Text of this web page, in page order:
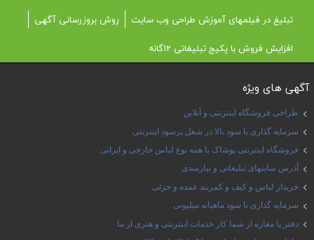
تبلیغ در فیلمهای آموزش طراحی وب سایت
روش بروزرسانی آگهی
افزایش فروش با پکیج تبلیغاتی 12گانه
آگهی های ویژه
طراحی فروشگاه اینترنتی و آنلاین
سرمایه گذاری با سود بالا در شغل پرسود اینترنتی
فروشگاه اینترنتی پوشاک با همه نوع لباس خارجی و ایرانی
آدرس سایتهای تبلیغاتی و نیازمندی
خریدار لباس و کیف و کمربند عمده و جزئی
سرمایه گذاری با سود ماهیانه میلیونی
دفتر یا مغازه از شما کار خدمات اینترنتی و هنری از ما